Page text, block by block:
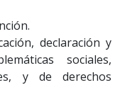
declaración y
sociales,
y de derechos